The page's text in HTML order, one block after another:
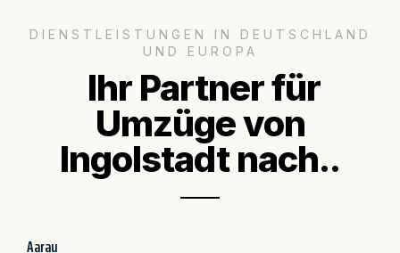
DIENSTLEISTUNGEN IN DEUTSCHLAND
UND EUROPA
Ihr Partner für
Umzüge von
Ingolstadt nach..
Aarau